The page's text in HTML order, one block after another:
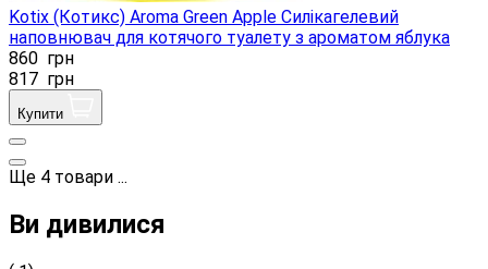
Kotix (Котикс) Aroma Green Apple Силікагелевий
наповнювач для котячого туалету з ароматом яблука
860 грн
817 грн
Купити
Ще 4 товари ...
Ви дивилися